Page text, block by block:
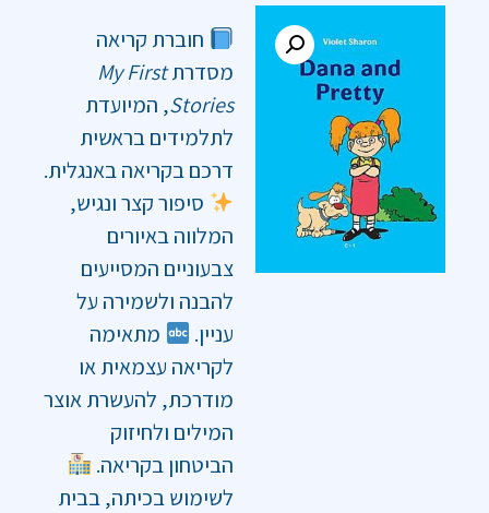
חוברת קריאה
מסדרתMy First
Stories, המיועדת
לתלמידים בראשית
דרכם בקריאה באנגלית.
סיפור קצר ונגיש,
המלווה באיורים
צבעוניים המסייעים
להבנה ולשמירה על
עניין.
מתאימה
לקריאה עצמאית או
מודרכת, להעשרת אוצר
המילים ולחיזוק
הביטחון בקריאה.
לשימוש בכיתה, בבית